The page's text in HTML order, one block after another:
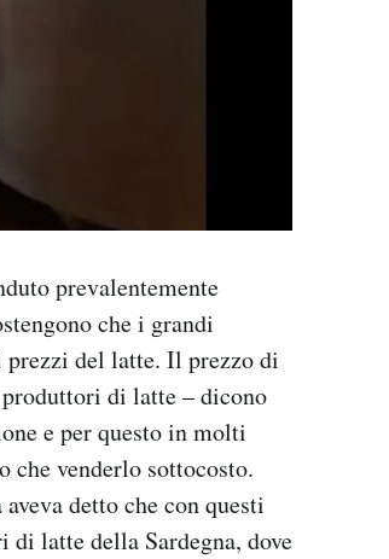
prevalentemente
che i grandi
prezzi del latte. Il prezzo di
di latte – dicono
e per questo in molti
venderlo sottocosto.
detto che con questi
latte della Sardegna, dove